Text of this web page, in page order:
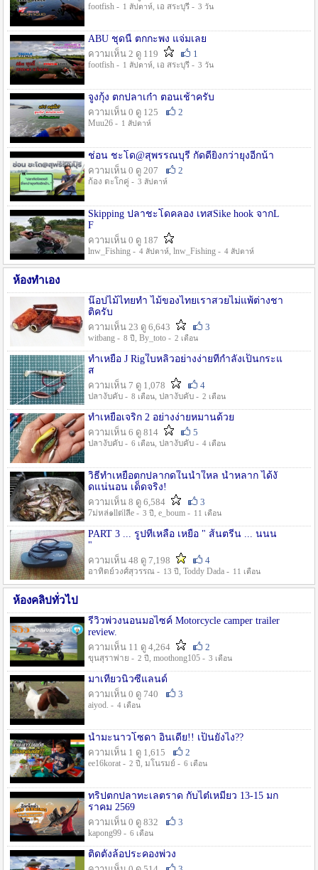
footfish - 1 สัปดาห์, เอ สระบุรี - 3 วัน
ABU ชุดนี้ ตกกะพง แจ่มเลย
ความเห็น 2 ดู 119
1
footfish - 1 สัปดาห์, เอ สระบุรี - 3 วัน
จูงกุ้ง ตกปลาเก๋า ตอนเช้าครับ
ความเห็น 0 ดู 125
2
Muu26 - 1 สัปดาห์
ช่อน ชะโด@สุพรรณบุรี กัดดียิ่งกว่ายุงอีกน้า
ความเห็น 0 ดู 207
2
ก้อง ตะโกคู่ - 3 สัปดาห์
Skipping ปลาชะโดคลอง เทสSike hook จากL
F
ความเห็น 0 ดู 187
lnw_Fishing - 4 สัปดาห์, lnw_Fishing - 4 สัปดาห์
ห้องทำเอง
น๊อปไม้ไทยทำ ไม้ของไทยเราสวยไม่แพ้ต่างชา
ติครับ
ความเห็น 23 ดู 6,643
3
witbang - 8 ปี , By_toto - 2 เดือน
ทำเหยื่อ J Rigใบหลิวอย่างง่ายที่กำลังเป็นกระแ
ส
ความเห็น 7 ดู 1,078
4
ปลางับคับ - 8 เดือน, ปลางับคับ - 2 เดือน
ทำเหยื่อเจริก 2 อย่างง่ายหมานด้วย
ความเห็น 6 ดู 814
5
ปลางับคับ - 6 เดือน, ปลางับคับ - 4 เดือน
วิธีทำเหยื่อตกปลากดในน้ำใหล น้ำหลาก ได้งั
ดแน่นอน เด็ดจริง!
ความเห็น 8 ดู 6,584
3
7ม่หล่๑llต่lลีe - 3 ปี , e_boum - 11 เดือน
PART 3 ... รูปที่เหลือ เหยื่อ " ส้นตรีน ... นนน
"
ความเห็น 48 ดู 7,198
4
อาทิตย์วงศ์สุวรรณ - 13 ปี , Toddy Dada - 11 เดือน
ห้องคลิปทั่วไป
รีวิวพ่วงนอนมอไซค์ Motorcycle camper trailer
review.
ความเห็น 11 ดู 4,264
2
ขุนสุราพ่าย - 2 ปี , moothong105 - 3 เดือน
มาเที่ยวนิวซีแลนด์
ความเห็น 0 ดู 740
3
aiyod. - 4 เดือน
น้ำมะนาวโซดา อินเดีย!! เป็นยังไง??
ความเห็น 1 ดู 1,615
2
ee16korat - 2 ปี , มโนรมย์ - 6 เดือน
ทริปตกปลาทะเลตราด กับไต๋เหมี่ยว 13-15 มก
ราคม 2569
ความเห็น 0 ดู 832
3
kapong99 - 6 เดือน
ติดตั้งล้อประคองพ่วง